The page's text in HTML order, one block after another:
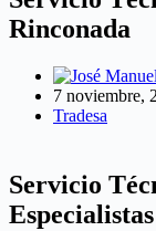
Rinconada
7 noviembre,
Tradesa
Servicio